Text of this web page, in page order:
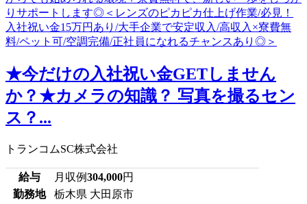
★今だけの入社祝い金GETしません
か？★カメラの知識？ 写真を撮るセン
ス？...
トランコムSC株式会社
給与 月収例304,000円
勤務地
栃木県 大田原市